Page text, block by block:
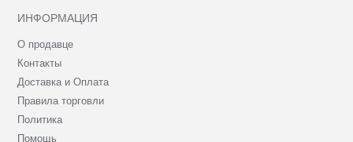
ИНФОРМАЦИЯ
О продавце
Контакты
Доставка и Оплата
Правила торговли
Политика
Помощь